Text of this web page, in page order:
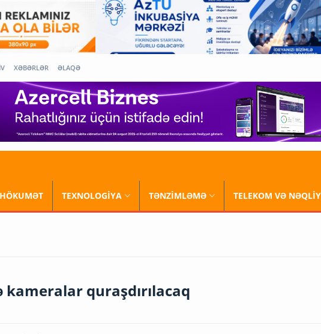
XƏBƏRLƏR ƏLAQƏ
TEXNOLOGİYA TƏNZİMLƏMƏ TELEKOM VƏ
kameralar quraşdırılacaq